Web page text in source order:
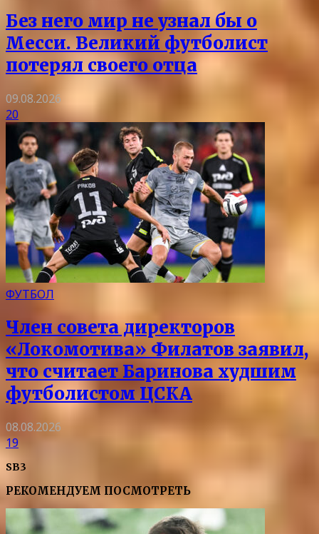
Без него мир не узнал бы о
Месси. Великий футболист
потерял своего отца
09.08.2026
20
ФУТБОЛ
Член совета директоров
«Локомотива» Филатов заявил,
что считает Баринова худшим
футболистом ЦСКА
08.08.2026
19
SB3
РЕКОМЕНДУЕМ ПОСМОТРЕТЬ